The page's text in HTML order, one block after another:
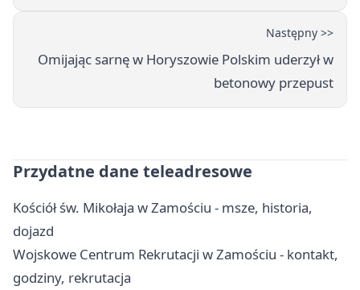
Następny >>
Omijając sarnę w Horyszowie Polskim uderzył w
betonowy przepust
Przydatne dane teleadresowe
Kościół św. Mikołaja w Zamościu - msze, historia,
dojazd
Wojskowe Centrum Rekrutacji w Zamościu - kontakt,
godziny, rekrutacja